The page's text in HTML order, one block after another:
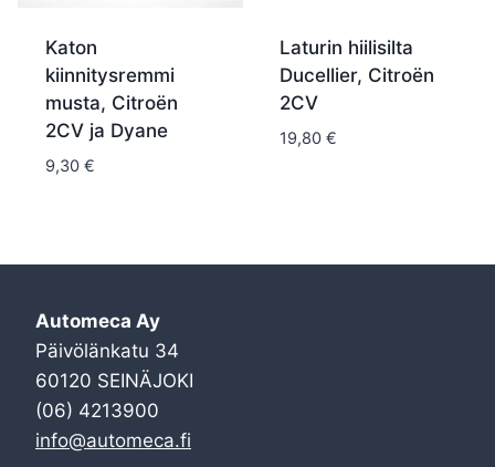
Katon
kiinnitysremmi
musta, Citroën
2CV ja Dyane
9,30 €
Laturin hiilisilta
Ducellier, Citroën
2CV
19,80 €
Automeca Ay
Päivölänkatu 34
60120 SEINÄJOKI
(06) 4213900
info@automeca.fi